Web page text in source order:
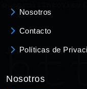
Nosotros
Contacto
Políticas de
Nosotros